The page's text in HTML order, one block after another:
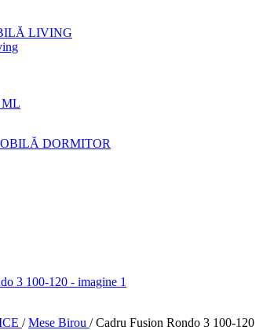
LIVING
ML
DORMITOR
/ Mese Birou / Cadru Fusion Rondo 3 100-120